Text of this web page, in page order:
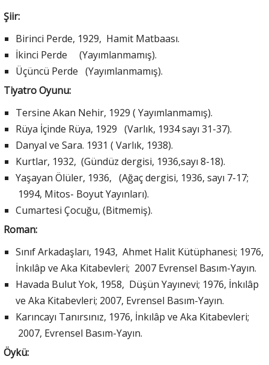
Şiir:
Birinci Perde, 1929, Hamit Matbaası.
İkinci Perde (Yayımlanmamış).
Üçüncü Perde (Yayımlanmamış).
Tiyatro Oyunu:
Tersine Akan Nehir, 1929 ( Yayımlanmamış).
Rüya İçinde Rüya, 1929 (Varlık, 1934 sayı 31-37).
Danyal ve Sara. 1931 ( Varlık, 1938).
Kurtlar, 1932, (Gündüz dergisi, 1936,sayı 8-18).
Yaşayan Ölüler, 1936, (Ağaç dergisi, 1936, sayı 7-17;
1994, Mitos- Boyut Yayınları).
Cumartesi Çocuğu, (Bitmemiş).
Roman:
Sınıf Arkadaşları, 1943, Ahmet Halit Kütüphanesi; 1976,
İnkılâp ve Aka Kitabevleri; 2007 Evrensel Basım-Yayın.
Havada Bulut Yok, 1958, Düşün Yayınevi; 1976, İnkılâp
ve Aka Kitabevleri; 2007, Evrensel Basım-Yayın.
Karıncayı Tanırsınız, 1976, İnkılâp ve Aka Kitabevleri;
2007, Evrensel Basım-Yayın.
Öykü: